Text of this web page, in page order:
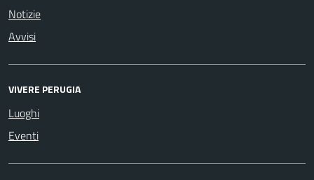
Notizie
Avvisi
VIVERE PERUGIA
Luoghi
Eventi